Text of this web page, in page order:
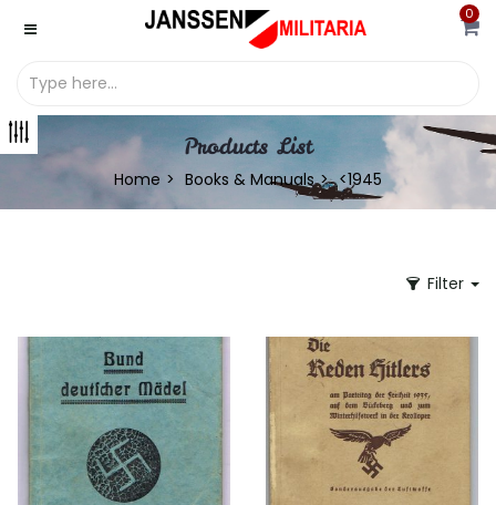
0
Products List
Home Books & Manuals <1945
Filter